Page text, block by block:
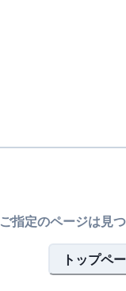
ご指定のページは見
トップペ